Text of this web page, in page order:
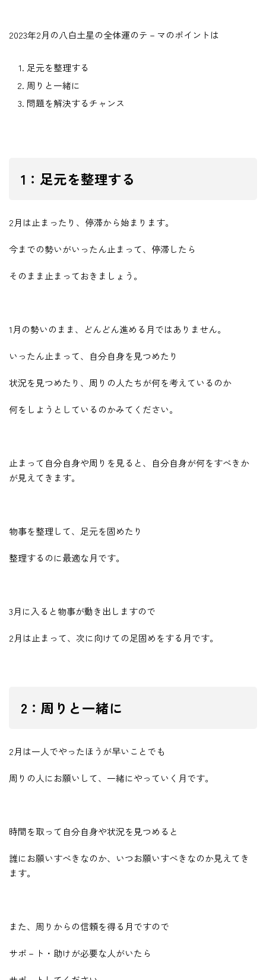
2023年2月の八白土星の全体運のテ－マのポイントは
足元を整理する
周りと一緒に
問題を解決するチャンス
1：足元を整理する
2月は止まったり、停滞から始まります。
今までの勢いがいったん止まって、停滞したら
そのまま止まっておきましょう。
1月の勢いのまま、どんどん進める月ではありません。
いったん止まって、自分自身を見つめたり
状況を見つめたり、周りの人たちが何を考えているのか
何をしようとしているのかみてください。
止まって自分自身や周りを見ると、自分自身が何をすべきか
が見えてきます。
物事を整理して、足元を固めたり
整理するのに最適な月です。
3月に入ると物事が動き出しますので
2月は止まって、次に向けての足固めをする月です。
2：周りと一緒に
2月は一人でやったほうが早いことでも
周りの人にお願いして、一緒にやっていく月です。
時間を取って自分自身や状況を見つめると
誰にお願いすべきなのか、いつお願いすべきなのか見えてき
ます。
また、周りからの信頼を得る月ですので
サポ－ト・助けが必要な人がいたら